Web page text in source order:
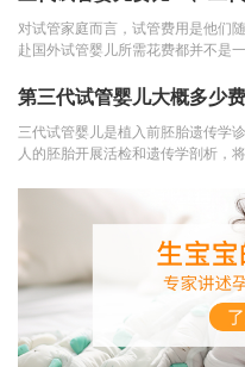
对试管家庭而言，试管费用是他们
赴国外试管婴儿所需花费都并不是
第三代试管婴儿大概多少
三代试管婴儿是植入前胚胎遗传学
人的胚胎开展活检和遗传学剖析，